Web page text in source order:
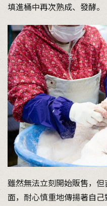
填進桶中再次熟成、發酵。
雖然無法立刻開始販售，
面，耐心慎重地傳揚著自